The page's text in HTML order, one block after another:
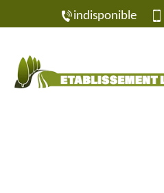
indisponible